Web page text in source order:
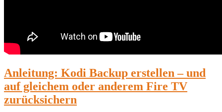
Anleitung: Kodi Backup erstellen – und
auf gleichem oder anderem Fire TV
zurücksichern